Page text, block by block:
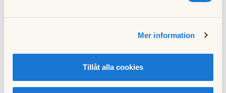
Mer information
Tillåt alla cookies
haft bra förutsättningar från start. För mig som har arbetat
något som kan minska den ensamhet och isolering som
många äldre upplever. Särskilt nu under en pandemi som ju
gjort det ännu svårare att upprätthålla ett socialt liv, säger